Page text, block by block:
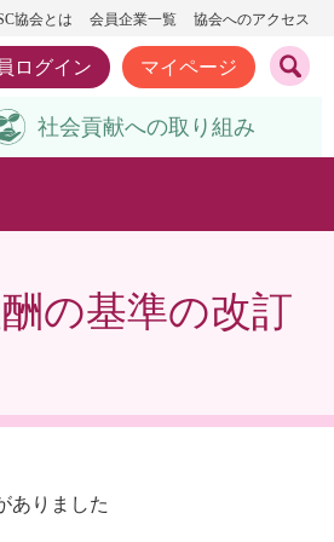
協会とは 会員企業一覧 協会へのアクセス
ログイン マイページ
社会貢献への取り組み
の基準の改訂
ありました